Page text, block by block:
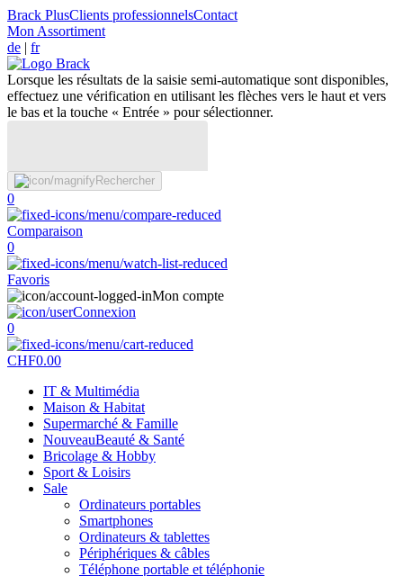
Brack PlusClients professionnelsContact
Mon Assortiment
de | fr
Lorsque les résultats de la saisie semi-automatique sont disponibles,
effectuez une vérification en utilisant les flèches vers le haut et vers
le bas et la touche « Entrée » pour sélectionner.
Rechercher
0
Comparaison
0
Favoris
Mon compte
Connexion
0
CHF0.00
IT & Multimédia
Maison & Habitat
Supermarché & Famille
NouveauBeauté & Santé
Bricolage & Hobby
Sport & Loisirs
Sale
Ordinateurs portables
Smartphones
Ordinateurs & tablettes
Périphériques & câbles
Téléphone portable et téléphonie